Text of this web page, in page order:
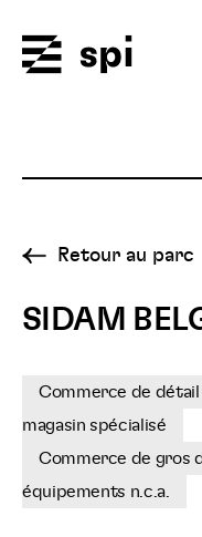
Retour au parc
SIDAM
Commerce de
magasin spécialisé
Commerce de gros
équipements n.c.a.